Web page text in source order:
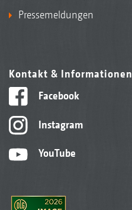
Pressemeldungen
Kontakt & Informationen
Facebook
Instagram
YouTube